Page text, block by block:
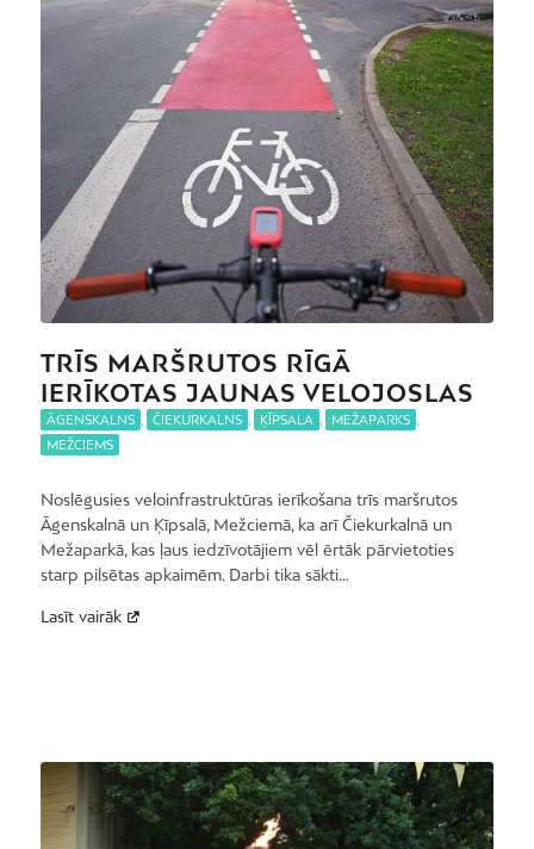
TRĪS MARŠRUTOS RĪGĀ
IERĪKOTAS JAUNAS VELOJOSLAS
ĀGENSKALNS ČIEKURKALNS ĶĪPSALA MEŽAPARKS
MEŽCIEMS
Noslēgusies veloinfrastruktūras ierīkošana trīs maršrutos
Āgenskalnā un Ķīpsalā, Mežciemā, ka arī Čiekurkalnā un
Mežaparkā, kas ļaus iedzīvotājiem vēl ērtāk pārvietoties
starp pilsētas apkaimēm. Darbi tika sākti…
Lasīt vairāk